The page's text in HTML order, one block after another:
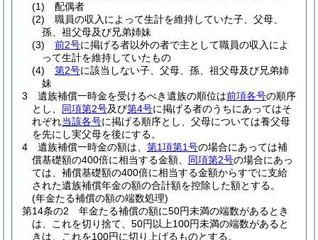
(1)
配偶者
(2)
職員の収入によって生計を維持していた子、父母、
孫、祖父母及び兄弟姉妹
(3)
前2号に掲げる者以外の者で主として職員の収入によ
って生計を維持していたもの
(4)
第2号に該当しない子、父母、孫、祖父母及び兄弟姉
妹
3
遺族補償一時金を受けるべき遺族の順位は前項各号の順序
とし、 同項第2号及び第4号に掲げる者のうちにあってはそ
れぞれ当該各号に掲げる順序とし、父母については養父母
を先にし実父母を後にする。
4
遺族補償一時金の額は、 第1項第1号の場合にあっては補
償基礎額の400倍に相当する金額、 同項第2号の場合にあっ
ては、補償基礎額の400倍に相当する金額からすでに支給
された遺族補償年金の額の合計額を控除した額とする。
(年金たる補償の額の端数処理)
第14条の2
年金たる補償の額に50円未満の端数があるとき
は、これを切り捨て、50円以上100円未満の端数があると
きは、これを100円に切り上げるものとする。